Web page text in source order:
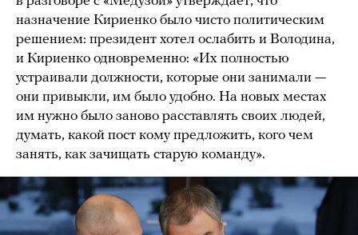
назначение Кириенко было чисто политическим
решением: президент хотел ослабить и Володина,
и Кириенко одновременно: «Их полностью
устраивали должности, которые они занимали —
они привыкли, им было удобно. На новых местах
им нужно было заново расставлять своих людей,
думать, какой пост кому предложить, кого чем
занять, как зачищать старую команду».